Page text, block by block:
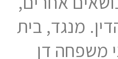
מנגד, בית
משפחה דן